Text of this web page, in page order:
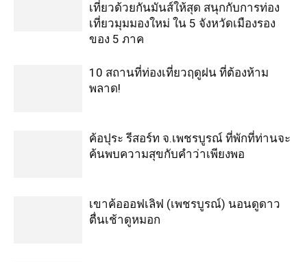
เที่ยวด้วยกันมันส์ให้สุด สนุกกับการท่อง
เที่ยวมุมมองใหม่ ใน 5 จังหวัดเมืองรอง
ของ 5 ภาค
10 สถานที่ท่องเที่ยวฤดูฝน ที่ต้องห้าม
พลาด!
ค้อปุระ รีสอร์ท จ.เพชรบูรณ์ ที่พักที่ท่านจะ
ค้นพบความสุขกับคำว่าเพียงพอ
เขาค้อออฟเลิฟ (เพชรบูรณ์) นอนดูดาว
ตื่นเช้าดูหมอก